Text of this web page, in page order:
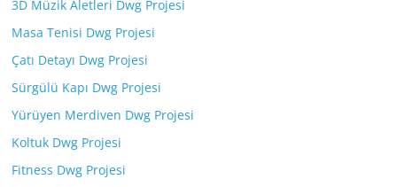
3D Müzik Aletleri Dwg Projesi
Masa Tenisi Dwg Projesi
Çatı Detayı Dwg Projesi
Sürgülü Kapı Dwg Projesi
Yürüyen Merdiven Dwg Projesi
Koltuk Dwg Projesi
Fitness Dwg Projesi